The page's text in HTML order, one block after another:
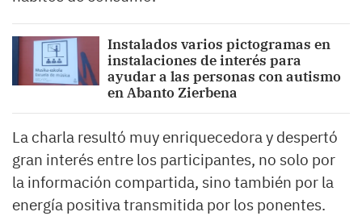
Instalados varios pictogramas en
instalaciones de interés para
ayudar a las personas con autismo
en Abanto Zierbena
La charla resultó muy enriquecedora y despertó
gran interés entre los participantes, no solo por
la información compartida, sino también por la
energía positiva transmitida por los ponentes.